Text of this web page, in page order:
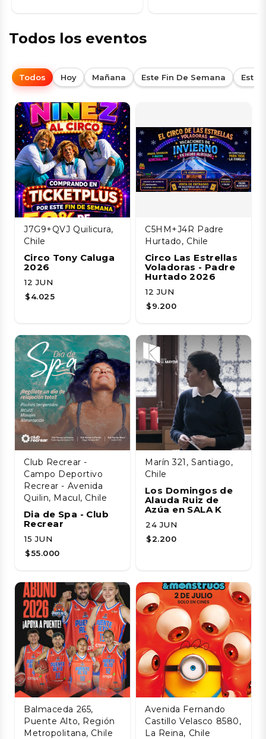
Todos los eventos
Todos Hoy Mañana Este Fin De Semana Esta
J7G9+QVJ Quilicura,
Chile
Circo Tony Caluga
2026
12 JUN
$4.025
C5HM+J4R Padre
Hurtado, Chile
Circo Las Estrellas
Voladoras - Padre
Hurtado 2026
12 JUN
$9.200
Club Recrear -
Campo Deportivo
Recrear - Avenida
Quilin, Macul, Chile
Dia de Spa - Club
Recrear
15 JUN
$55.000
Marín 321, Santiago,
Chile
Los Domingos de
Alauda Ruiz de
Azúa en SALA K
24 JUN
$2.200
Balmaceda 265,
Puente Alto, Región
Metropolitana, Chile
Avenida Fernando
Castillo Velasco 8580,
La Reina, Chile